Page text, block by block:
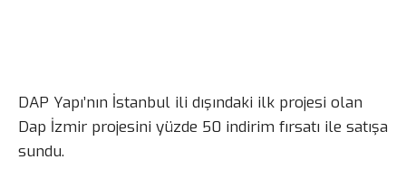
DAP Yapı’nın İstanbul ili dışındaki ilk projesi olan
Dap İzmir projesini yüzde 50 indirim fırsatı ile satışa
sundu.